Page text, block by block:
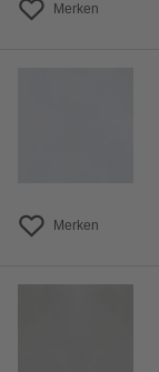
Merken
Merken